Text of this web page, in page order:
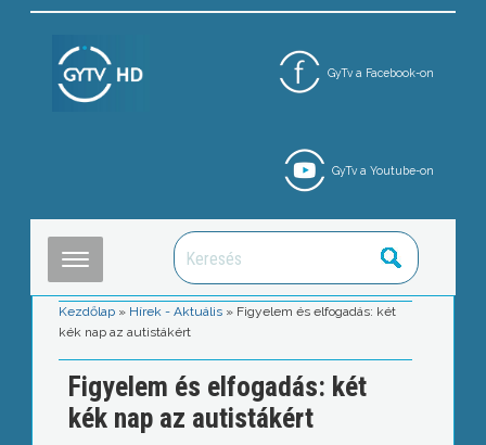
GyTv a Facebook-on
GyTv a Youtube-on
Kezdőlap » Hírek - Aktuális » Figyelem és elfogadás: két
kék nap az autistákért
Figyelem és elfogadás: két
kék nap az autistákért